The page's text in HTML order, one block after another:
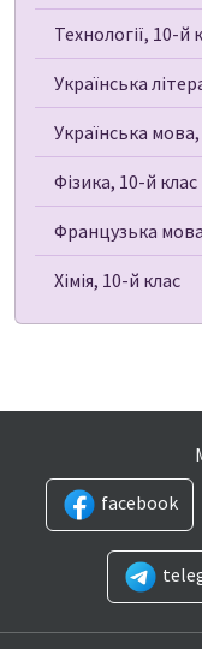
Технології, 10-й
Українська
Українська
Фізика, 10-й клас
Французька
Хімія, 10-й клас
facebook